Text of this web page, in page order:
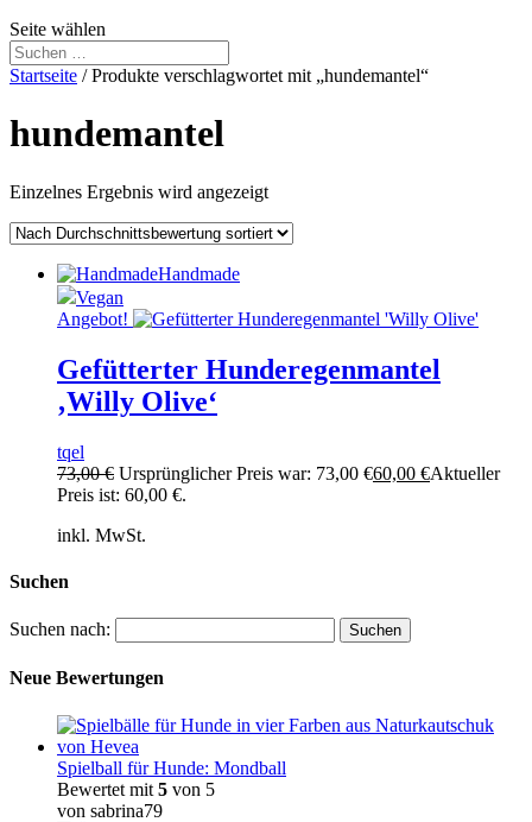
Seite wählen
Startseite / Produkte verschlagwortet mit „hundemantel“
hundemantel
Einzelnes Ergebnis wird angezeigt
Handmade
Vegan
Angebot!
Gefütterter Hunderegenmantel
‚Willy Olive‘
tqel
73,00€ Ursprünglicher Preis war: 73,00 €60,00 €Aktueller
Preis ist: 60,00 €.
inkl. MwSt.
Suchen
Suchen nach:
Neue Bewertungen
Spielball für Hunde: Mondball
Bewertet mit 5 von 5
von sabrina79